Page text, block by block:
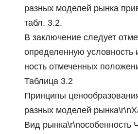
разных моделей рынка
табл. 3.2.
В заключение следует
определенную условность
ность отмеченных
Таблица 3.2
Принципы
разных моделей
Вид рынка\r\nособенность